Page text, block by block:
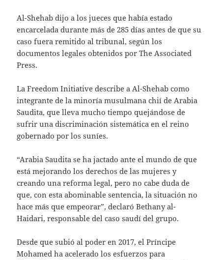
Al-Shehab dijo a los jueces que había estado
encarcelada durante más de 285 días antes de que su
caso fuera remitido al tribunal, según los
documentos legales obtenidos por The Associated
Press.
La Freedom Initiative describe a Al-Shehab como
integrante de la minoría musulmana chií de Arabia
Saudita, que lleva mucho tiempo quejándose de
sufrir una discriminación sistemática en el reino
gobernado por los suníes.
“Arabia Saudita se ha jactado ante el mundo de que
está mejorando los derechos de las mujeres y
creando una reforma legal, pero no cabe duda de
que, con esta abominable sentencia, la situación no
hace más que empeorar”, declaró Bethany al-
Haidari, responsable del caso saudí del grupo.
Desde que subió al poder en 2017, el Príncipe
Mohamed ha acelerado los esfuerzos para